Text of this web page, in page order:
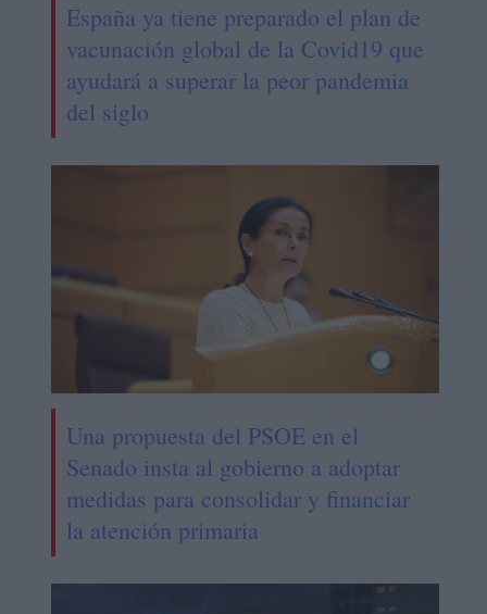
España ya tiene preparado el plan de
vacunación global de la Covid19 que
ayudará a superar la peor pandemia
del siglo
Una propuesta del PSOE en el
Senado insta al gobierno a adoptar
medidas para consolidar y financiar
la atención primaria